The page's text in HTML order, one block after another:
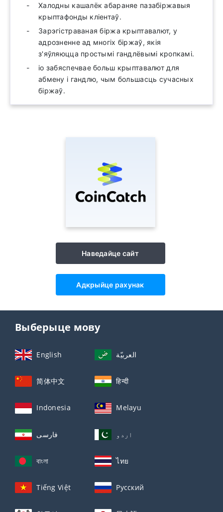
Халодны кашалёк абараняе пазабіржавыя
крыптафонды кліентаў.
Зарэгістраваная біржа крыптавалют, у
адрозненне ад многіх біржаў, якія
з'яўляюцца простымі гандлёвымі кропкамі.
io забяспечвае больш крыптавалют для
абмену і гандлю, чым большасць сучасных
біржаў.
Наведайце сайт
Адкрыйце рахунак
Выберыце мову
English العربيّة
简体中文 हिन्दी
Indonesia Melayu
فارسی اردو
বাংলা ไทย
Tiếng Việt Русский